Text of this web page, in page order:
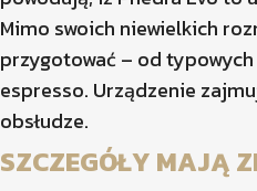
Mimo swoich niewielkich
przygotować – od
espresso. Urządzenie
obsłudze.
SZCZEGÓŁY MAJĄ